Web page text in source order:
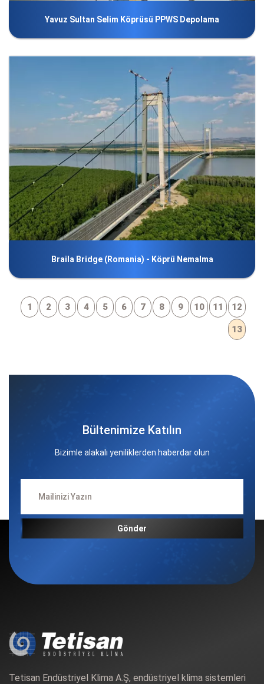
Yavuz Sultan Selim Köprüsü PPWS Depolama
Braila Bridge (Romania) - Köprü Nemalma
1 2 3 4 5 6 7 8 9 10 11 12
13
Bültenimize Katılın
Bizimle alakalı yeniliklerden haberdar olun
Gönder
Tetisan Endüstriyel Klima A.Ş, endüstriyel klima sistemleri